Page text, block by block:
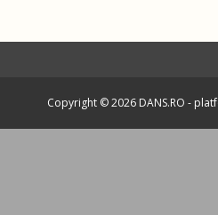
Copyright © 2026 DANS.RO -